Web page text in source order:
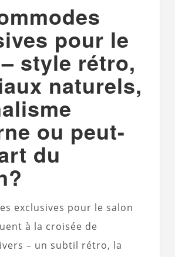
pour le
style rétro,
naturels,
ou peut-
du
exclusives pour le salon
à la croisée de
– un subtil rétro, la